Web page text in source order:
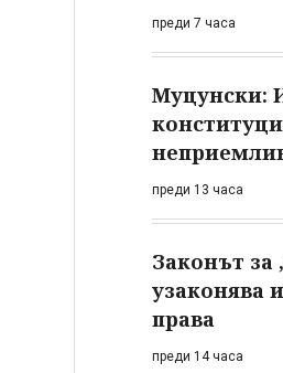
преди 7 часа
Муцунски:
преди 13 часа
Законът за
узаконява
права
преди 14 часа